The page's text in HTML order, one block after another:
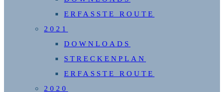
ERFASSTE ROUTE
2021
DOWNLOADS
STRECKENPLAN
ERFASSTE ROUTE
2020